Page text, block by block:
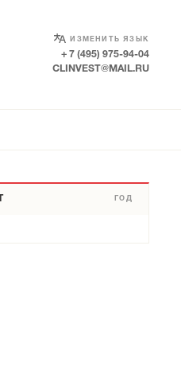
ИЗМЕНИТЬ ЯЗЫК
SELECT LANGUAGE
+ 7 (495) 975-94-04
CLINVEST@MAIL.RU
ГОД